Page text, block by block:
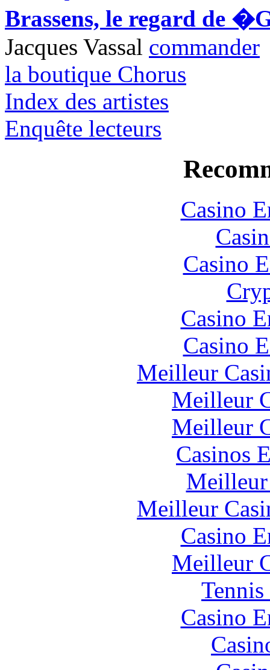
Brassens, le regard de
Jacques Vassal commander
la boutique Chorus
Index des artistes
Enquête lecteurs
Casino
Casino
Casino
Casino
Meilleur
Meilleur
Meilleur
Casinos
Meilleur
Meilleur
Casino
Meilleur
Casino